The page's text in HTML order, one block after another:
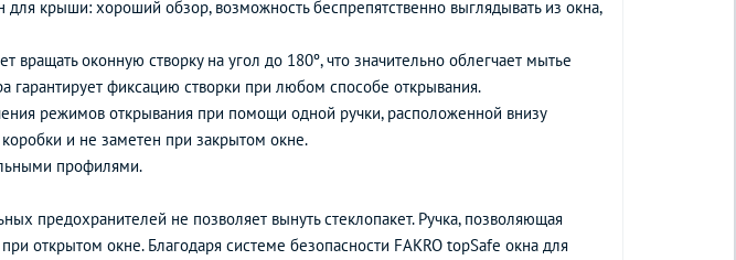
крыши: хороший обзор, возможность беспрепятственно выглядывать из окна,
оконную створку на угол до 180º, что значительно облегчает мытье
гарантирует фиксацию створки при любом способе открывания.
режимов открывания при помощи одной ручки, расположенной внизу
и не заметен при закрытом окне.
профилями.
предохранителей не позволяет вынуть стеклопакет. Ручка, позволяющая
открытом окне. Благодаря системе безопасности FAKRO topSafe окна для